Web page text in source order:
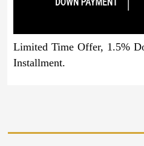
Limited Time Offer, 1.5%
Installment.